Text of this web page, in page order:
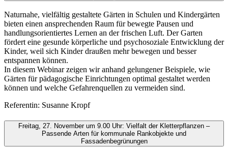
Naturnahe, vielfältig gestaltete Gärten in Schulen und Kindergärten
bieten einen ansprechenden Raum für bewegte Pausen und
handlungsorientiertes Lernen an der frischen Luft. Der Garten
fördert eine gesunde körperliche und psychosoziale Entwicklung der
Kinder, weil sich Kinder draußen mehr bewegen und besser
entspannen können.
In diesem Webinar zeigen wir anhand gelungener Beispiele, wie
Gärten für pädagogische Einrichtungen optimal gestaltet werden
können und welche Gefahrenquellen zu vermeiden sind.
Referentin: Susanne Kropf
Freitag, 27. November um 9.00 Uhr: Vielfalt der Kletterpflanzen –
Passende Arten für kommunale Rankobjekte und
Fassadenbegrünungen